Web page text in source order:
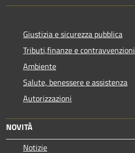
Giustizia e sicurezza pubblica
Tributi,finanze e contravvenzioni
Ambiente
Salute, benessere e assistenza
Autorizzazioni
NOVITÀ
Notizie